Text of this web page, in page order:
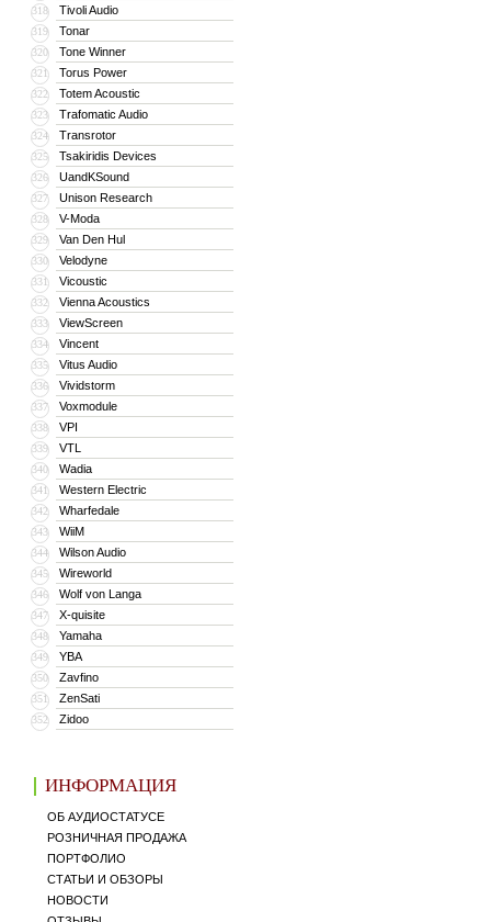
318 Tivoli Audio
319 Tonar
320 Tone Winner
321 Torus Power
322 Totem Acoustic
323 Trafomatic Audio
324 Transrotor
325 Tsakiridis Devices
326 UandKSound
327 Unison Research
328 V-Moda
329 Van Den Hul
330 Velodyne
331 Vicoustic
332 Vienna Acoustics
333 ViewScreen
334 Vincent
335 Vitus Audio
336 Vividstorm
337 Voxmodule
338 VPI
339 VTL
340 Wadia
341 Western Electric
342 Wharfedale
343 WiiM
344 Wilson Audio
345 Wireworld
346 Wolf von Langa
347 X-quisite
348 Yamaha
349 YBA
350 Zavfino
351 ZenSati
352 Zidoo
ИНФОРМАЦИЯ
ОБ АУДИОСТАТУСЕ
РОЗНИЧНАЯ ПРОДАЖА
ПОРТФОЛИО
СТАТЬИ И ОБЗОРЫ
НОВОСТИ